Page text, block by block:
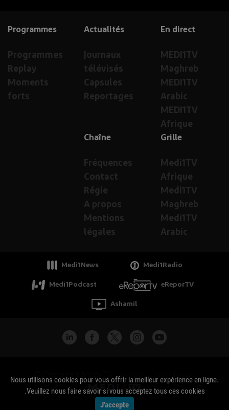
En direct
MEDI1TV
Maghreb
MEDI1TV
Arabic
MEDI1TV
Afrique
Actualités
Journaux
télévisés
Capsules
Reportages
Programmes
Programmes
Replay
Moments
forts
Grille
Medi1TV
Afrique
Medi1TV
Maghreb
Medi1TV
Arabic
Chaîne
Fréquences
Contact
Régie
A propos
Mentions
légales
Medi1News Medi1Radio
Medi1Podcast eReporTV
Ashamil
جميع الحقوق محفوظة - Copyright Medi1TV ©
Nous utilisons cookies pour vous offrir la meilleur expérience en ligne.
Veuillez nous faire savoir si vous acceptez tous ces cookies.
J'accepte